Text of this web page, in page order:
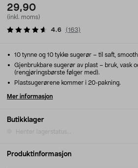
29,90
(inkl. moms)
4.6 (163)
Butikklager
Henter lagerstatus...
10 tynne og 10 tykke sugerør – til saft,
Gjenbrukbare sugerør av plast – bruk, vask
(rengjøringsbørste følger med).
Plastsugerørene kommer i 20-pakning.
Mer informasjon
Produktinformasjon